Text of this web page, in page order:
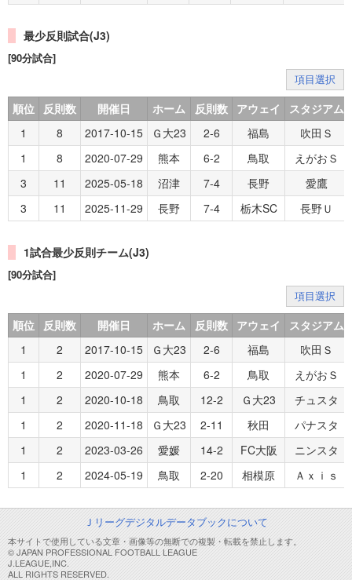
最少反則試合(J3)
[90分試合]
項目選択
順位 反則数 開催日 ホーム 反則数 アウェイ
スタジアム
1
8 2017-10-15 Ｇ大23 2-6 福島
吹田Ｓ
1
8 2020-07-29 熊本 6-2 鳥取
えがおＳ
3
11 2025-05-18 沼津 7-4 長野
愛鷹
3
11 2025-11-29 長野 7-4 栃木SC 長野Ｕ
1試合最少反則チーム(J3)
[90分試合]
項目選択
順位 反則数 開催日 ホーム 反則数 アウェイ
スタジアム
1
2 2017-10-15 Ｇ大23 2-6 福島
吹田Ｓ
1
2 2020-07-29 熊本 6-2 鳥取
えがおＳ
1
2 2020-10-18 鳥取 12-2 Ｇ大23
チュスタ
1
2 2020-11-18 Ｇ大23 2-11 秋田
パナスタ
1
2 2023-03-26 愛媛 14-2 FC大阪
ニンスタ
1
2 2024-05-19 鳥取 2-20 相模原 Ａｘｉｓ
Ｊリーグデジタルデータブックについて
本サイトで使用している文章・画像等の無断での複製・転載を禁止します。
© JAPAN PROFESSIONAL FOOTBALL LEAGUE
J.LEAGUE,INC.
ALL RIGHTS RESERVED.